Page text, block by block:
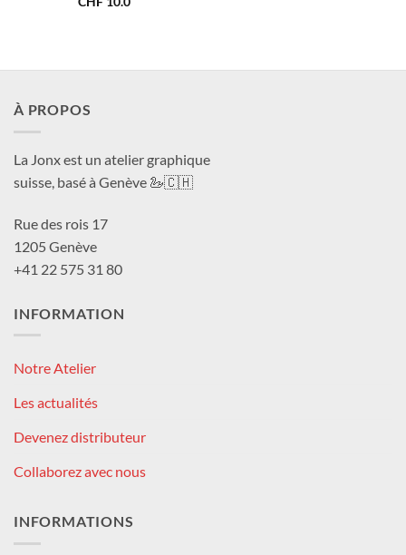
À PROPOS
La Jonx est un atelier graphique
suisse, basé à Genève 🦢🇨🇭
Rue des rois 17
1205 Genève
+41 22 575 31 80
INFORMATION
Notre Atelier
Les actualités
Devenez distributeur
Collaborez avec nous
INFORMATIONS